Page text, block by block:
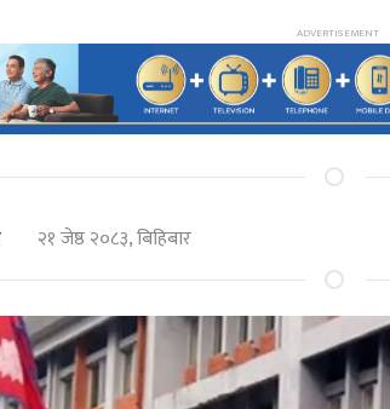
२१ जेष्ठ २०८३, बिहिबार